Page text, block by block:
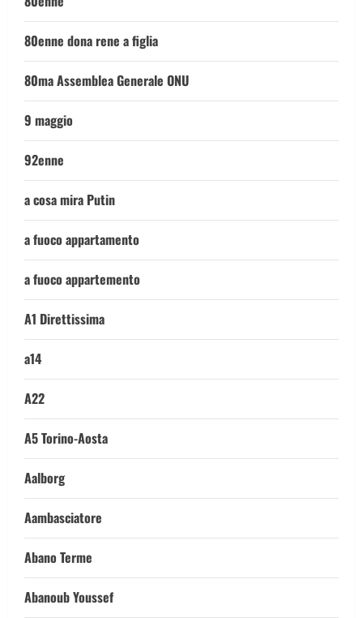
80enne dona rene a figlia
80ma Assemblea Generale ONU
9 maggio
92enne
a cosa mira Putin
a fuoco appartamento
a fuoco appartemento
A1 Direttissima
a14
A22
A5 Torino-Aosta
Aalborg
Aambasciatore
Abano Terme
Abanoub Youssef